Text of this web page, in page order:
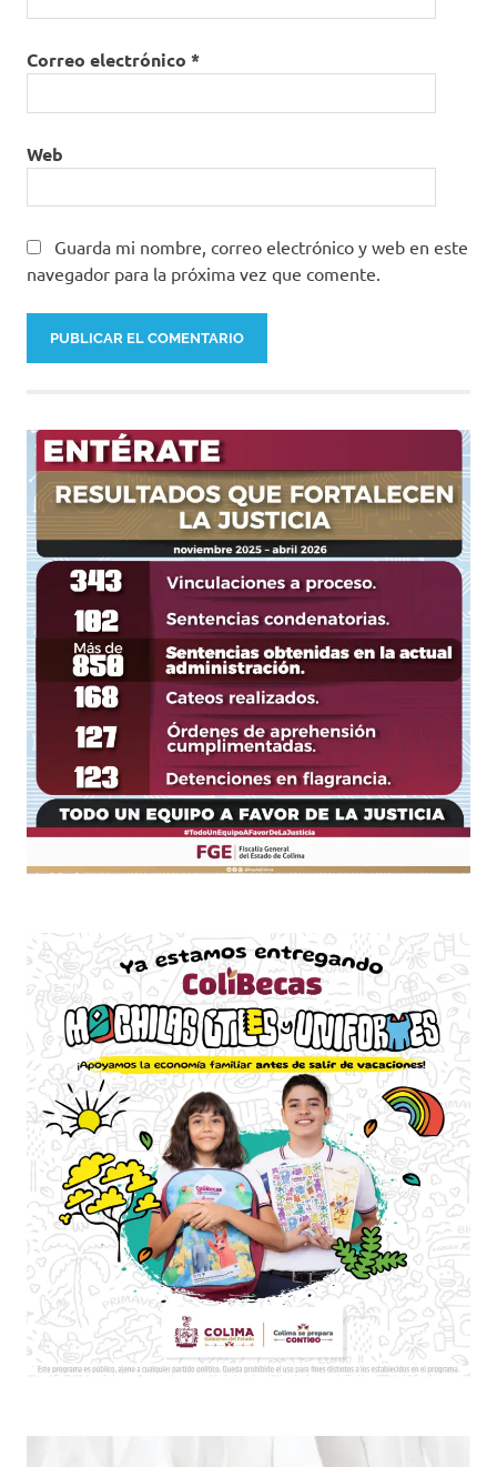
Correo electrónico *
Web
Guarda mi nombre, correo electrónico y web en este
navegador para la próxima vez que comente.